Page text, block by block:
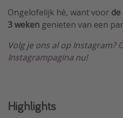
Strandvakantie in Italië
Strandvakantie in Nederland
All inclusive vakantie in
Ongelofelijk hè, want voor
3 weken genieten van een
Volg je ons al op Instagram?
Instagrampaginanu!
Highlights